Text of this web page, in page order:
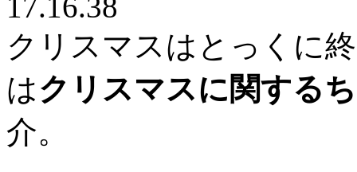
クリスマスはとっくに
はクリスマスに関する
介。